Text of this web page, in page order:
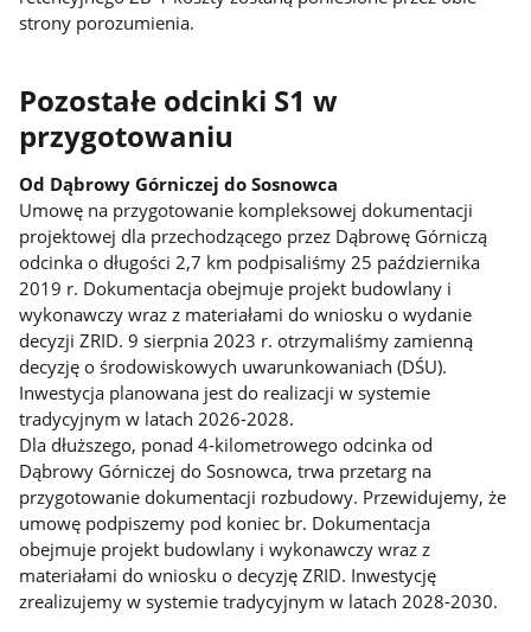
strony porozumienia.
Pozostałe odcinki S1 w
przygotowaniu
Od Dąbrowy Górniczej do Sosnowca
Umowę na przygotowanie kompleksowej dokumentacji
projektowej dla przechodzącego przez Dąbrowę Górniczą
odcinka o długości 2,7 km podpisaliśmy 25 października
2019 r. Dokumentacja obejmuje projekt budowlany i
wykonawczy wraz z materiałami do wniosku o wydanie
decyzji ZRID. 9 sierpnia 2023 r. otrzymaliśmy zamienną
decyzję o środowiskowych uwarunkowaniach (DŚU).
Inwestycja planowana jest do realizacji w systemie
tradycyjnym w latach 2026-2028.
Dla dłuższego, ponad 4-kilometrowego odcinka od
Dąbrowy Górniczej do Sosnowca, trwa przetarg na
przygotowanie dokumentacji rozbudowy. Przewidujemy, że
umowę podpiszemy pod koniec br. Dokumentacja
obejmuje projekt budowlany i wykonawczy wraz z
materiałami do wniosku o decyzję ZRID. Inwestycję
zrealizujemy w systemie tradycyjnym w latach 2028-2030.